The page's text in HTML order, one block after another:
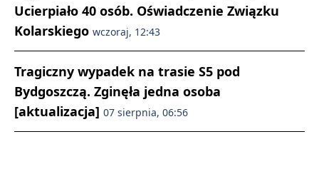
Ucierpiało 40 osób. Oświadczenie Związku
Kolarskiego wczoraj, 12:43
Tragiczny wypadek na trasie S5 pod
Bydgoszczą. Zginęła jedna osoba
[aktualizacja] 07 sierpnia, 06:56